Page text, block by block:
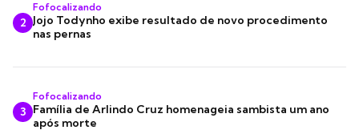
2
Fofocalizando
Jojo Todynho exibe resultado de novo procedimento
nas pernas
3
Fofocalizando
Família de Arlindo Cruz homenageia sambista um ano
após morte